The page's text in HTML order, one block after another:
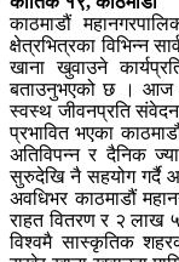
काठमाडौं
क्षेत्रभित्रका विभिन्न
खाना खुवाउने
बताउनुभएको छ । आज
स्वस्थ जीवनप्रति
प्रभावित भएका
अतिविपन्न र दैनिक
सुरुदेखि नै सहयोग गर्दै
अवधिभर काठमाडौं
राहत वितरण र २ लाख
विश्वमै सास्कृतिक